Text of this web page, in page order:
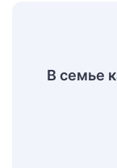
В семье